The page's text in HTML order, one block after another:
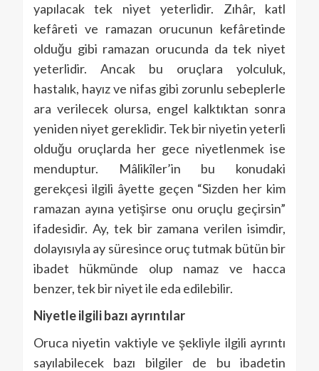
yapılacak tek niyet yeterlidir. Zıhâr, katl
kefâreti ve ramazan orucunun kefâretinde
olduğu gibi ramazan orucunda da tek niyet
yeterlidir. Ancak bu oruçlara yolculuk,
hastalık, hayız ve nifas gibi zorunlu sebeplerle
ara verilecek olursa, engel kalktıktan sonra
yeniden niyet gereklidir. Tek bir niyetin yeterli
olduğu oruçlarda her gece niyetlenmek ise
menduptur. Mâlikîler’in bu konudaki
gerekçesi ilgili âyette geçen “Sizden her kim
ramazan ayına yetişirse onu oruçlu geçirsin”
ifadesidir. Ay, tek bir zamana verilen isimdir,
dolayısıyla ay süresince oruç tutmak bütün bir
ibadet hükmünde olup namaz ve hacca
benzer, tek bir niyet ile eda edilebilir.
Niyetle ilgili bazı ayrıntılar
Oruca niyetin vaktiyle ve şekliyle ilgili ayrıntı
sayılabilecek bazı bilgiler de bu ibadetin